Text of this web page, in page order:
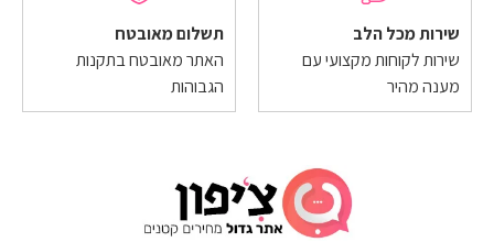
שירות מכל הלב
שירות לקוחות מקצועי עם
מענה מהיר
תשלום מאובטח
האתר מאובטח בתקנות
הגבוהות